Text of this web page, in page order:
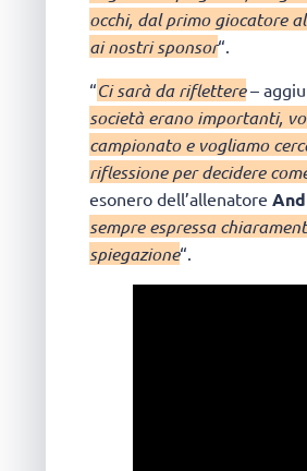
occhi, dal primo giocatore
ai nostri sponsor“.
“Ci sarà da riflettere–
società erano importanti,
campionato e vogliamo
riflessione per decidere
esonero dell’allenatore
sempre espressa
spiegazione“.